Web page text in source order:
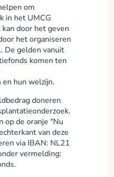
om
in het UMCG
door het geven
het organiseren
De gelden vanuit
komen ten
hun welzijn.
doneren
op de oranje "Nu
van deze
via IBAN: NL21
vermelding: